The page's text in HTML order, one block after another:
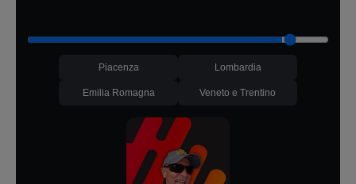
Piacenza Lombardia
Emilia Romagna Veneto e Trentino